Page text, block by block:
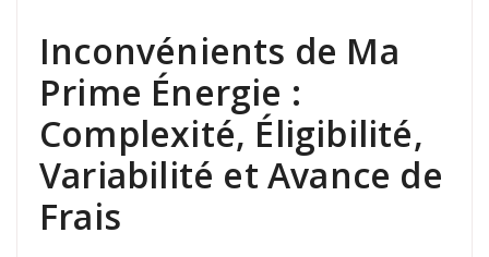
Inconvénients de Ma
Prime Énergie :
Complexité, Éligibilité,
Variabilité et Avance de
Frais